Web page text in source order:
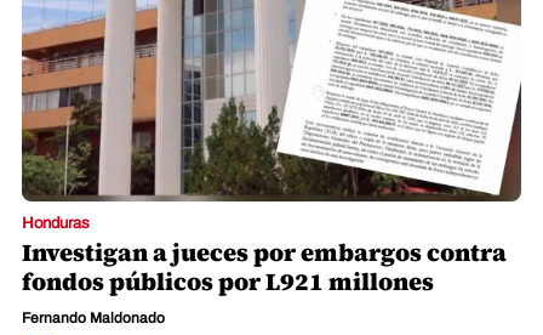
Honduras
Investigan a jueces por embargos contra
fondos públicos por L921 millones
Fernando Maldonado